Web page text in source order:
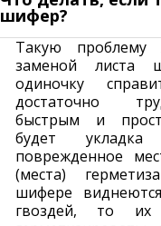
шифер?
Такую проблему
заменой листа
одиночку
достаточно
быстрым и
будет
поврежденное
(места)
шифере
гвоздей, то